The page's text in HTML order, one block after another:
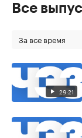
Все
За все время
29:21